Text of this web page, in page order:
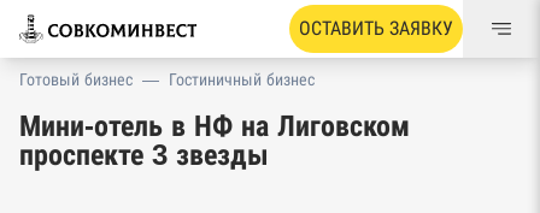
ОСТАВИТЬ ЗАЯВКУ
Готовый бизнес — Гостиничный бизнес
Мини-отель в НФ на Лиговском
проспекте 3 звезды